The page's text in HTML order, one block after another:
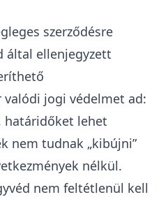
szerződésre
által ellenjegyzett
jogi védelmet ad:
lehet
nem tudnak „kibújni”
nélkül.
nem feltétlenül kell